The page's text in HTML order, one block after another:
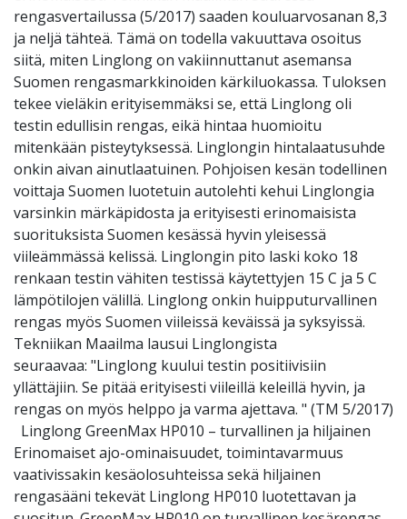
rengasvertailussa (5/2017) saaden kouluarvosanan 8,3
ja neljä tähteä. Tämä on todella vakuuttava osoitus
siitä, miten Linglong on vakiinnuttanut asemansa
Suomen rengasmarkkinoiden kärkiluokassa. Tuloksen
tekee vieläkin erityisemmäksi se, että Linglong oli
testin edullisin rengas, eikä hintaa huomioitu
mitenkään pisteytyksessä. Linglongin hintalaatusuhde
onkin aivan ainutlaatuinen. Pohjoisen kesän todellinen
voittaja Suomen luotetuin autolehti kehui Linglongia
varsinkin märkäpidosta ja erityisesti erinomaisista
suorituksista Suomen kesässä hyvin yleisessä
viileämmässä kelissä. Linglongin pito laski koko 18
renkaan testin vähiten testissä käytettyjen 15 C ja 5 C
lämpötilojen välillä. Linglong onkin huipputurvallinen
rengas myös Suomen viileissä keväissä ja syksyissä.
Tekniikan Maailma lausui Linglongista
seuraavaa: "Linglong kuului testin positiivisiin
yllättäjiin. Se pitää erityisesti viileillä keleillä hyvin, ja
rengas on myös helppo ja varma ajettava. " (TM 5/2017)
Linglong GreenMax HP010 – turvallinen ja hiljainen
Erinomaiset ajo-ominaisuudet, toimintavarmuus
vaativissakin kesäolosuhteissa sekä hiljainen
rengasääni tekevät Linglong HP010 luotettavan ja